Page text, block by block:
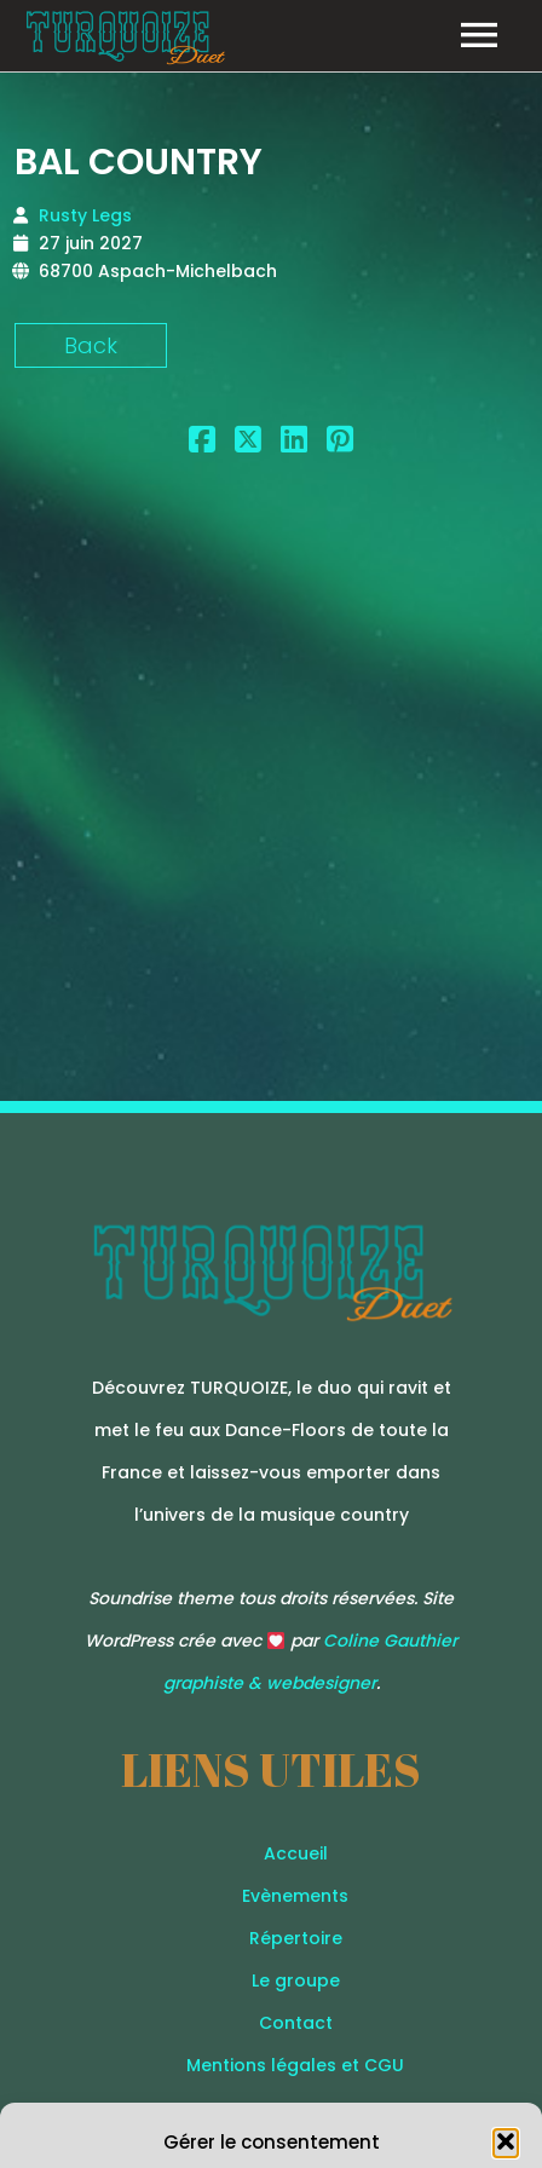
Gérer le consentement
NOS ÉVÈNEMENTS
LE RÉPERTOIRE
BAL COUNTRY
Rusty Legs
27 juin 2027
68700 Aspach-Michelbach
Back
Découvrez TURQUOIZE, le duo qui ravit et
met le feu aux Dance-Floors de toute la
France et laissez-vous emporter dans
l’univers de la musique country
Soundrise theme tous droits réservées. Site
WordPress crée avec
parColine Gauthier
graphiste & webdesigner.
LIENS UTILES
Accueil
Evènements
Répertoire
Le groupe
Contact
Mentions légales et CGU
SUIVEZ-NOUS